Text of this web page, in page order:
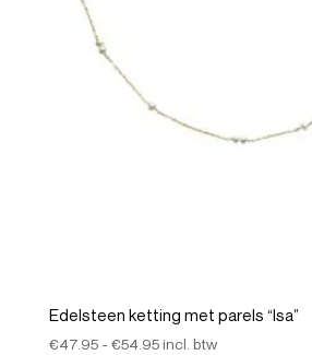
Edelsteen ketting met parels “Isa”
€47.95 - €54.95Prijsklasse:
incl. btw